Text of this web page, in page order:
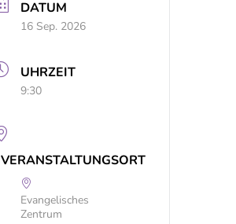
DATUM
16 Sep. 2026
UHRZEIT
9:30
VERANSTALTUNGSORT
Evangelisches
Zentrum